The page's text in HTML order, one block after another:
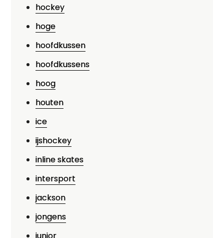
hockey
hoge
hoofdkussen
hoofdkussens
hoog
houten
ice
ijshockey
inline skates
intersport
jackson
jongens